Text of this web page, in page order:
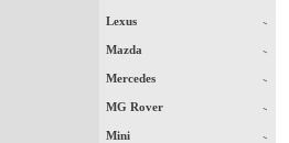
Lexus
Mazda
Mercedes
MG Rover
Mini